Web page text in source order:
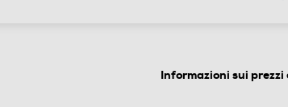
Informazioni sui